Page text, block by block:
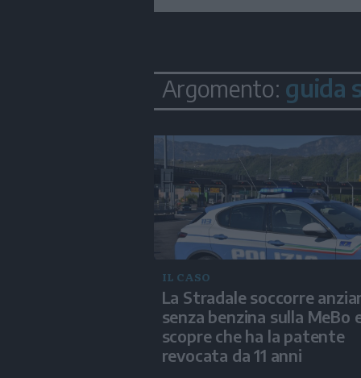
Argomento: guida
IL CASO
La Stradale soccorre
senza benzina sulla MeBo
scopre che ha la patente
revocata da 11 anni